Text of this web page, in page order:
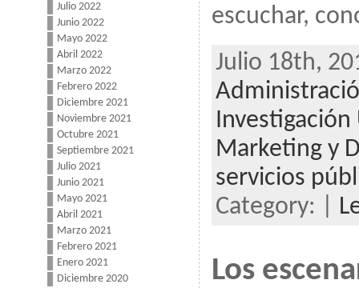
Julio 2022
Junio 2022
Mayo 2022
Abril 2022
Marzo 2022
Febrero 2022
Diciembre 2021
Noviembre 2021
Octubre 2021
Septiembre 2021
Julio 2021
Junio 2021
Mayo 2021
Abril 2021
Marzo 2021
Febrero 2021
Enero 2021
Diciembre 2020
escuchar,
Julio 18th,
Investigación
Marketing y
servicios
Category: |
Los